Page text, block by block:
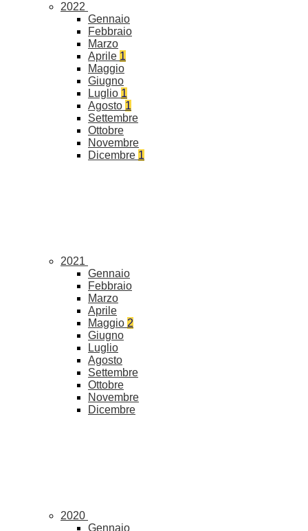
2022
Gennaio
Febbraio
Marzo
Aprile 1
Maggio
Giugno
Luglio 1
Agosto 1
Settembre
Ottobre
Novembre
Dicembre 1
2021
Gennaio
Febbraio
Marzo
Aprile
Maggio 2
Giugno
Luglio
Agosto
Settembre
Ottobre
Novembre
Dicembre
2020
Gennaio